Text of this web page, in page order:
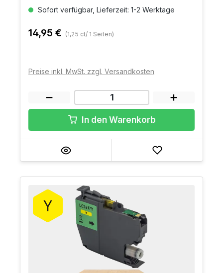
Sofort verfügbar, Lieferzeit: 1-2 Werktage
14,95 € (1,25 ct/ 1 Seiten)
Preise inkl. MwSt. zzgl. Versandkosten
In den Warenkorb